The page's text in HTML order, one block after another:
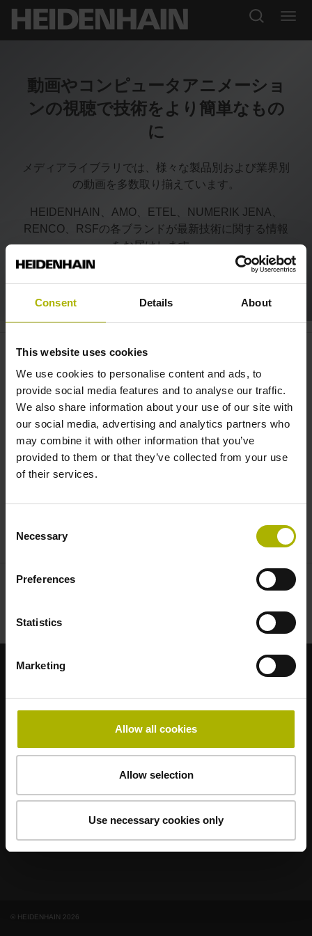
Consent Details About
This website uses cookies
We use cookies to personalise content and ads, to
provide social media features and to analyse our traffic.
We also share information about your use of our site with
our social media, advertising and analytics partners who
may combine it with other information that you’ve
provided to them or that they’ve collected from your use
of their services.
Selection
Necessary
Preferences
Statistics
Marketing
Allow all cookies
Allow selection
Use necessary cookies only
動画やコンピュータアニメーショ
ンの視聴で技術をより簡単なもの
に
メディアライブラリでは、様々な製品別および業界別
の動画を多数取り揃えています。
HEIDENHAIN、AMO、ETEL、NUMERIK JENA、
RENCO、RSFの各ブランドが最新技術に関する情報
をお届けします。
Robotics: precise positioning of
articulated robots | HEIDENHAIN
AMOACU-RITEETELLEINE LINDELTNNUMERIK JENA
RENCORSF
Klartext Portal
© HEIDENHAIN 2026